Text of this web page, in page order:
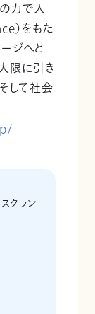
力で人
）をもた
ジへと
限に引き
して社会
クラン